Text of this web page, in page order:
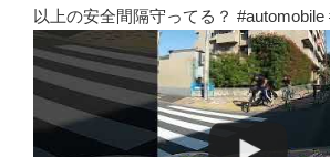
以上の安全間隔守ってる？ #automobile